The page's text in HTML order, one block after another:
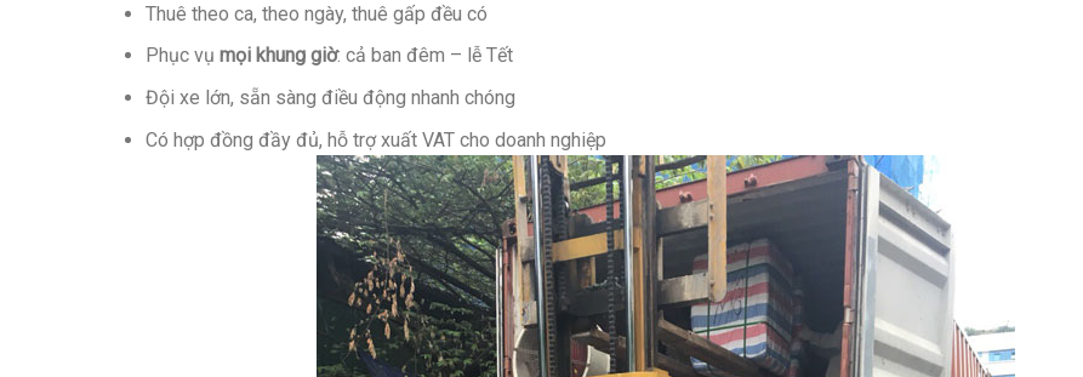
Thuê theo ca, theo ngày, thuê gấp đều có
Phục vụ mọi khung giờ: cả ban đêm – lễ Tết
Đội xe lớn, sẵn sàng điều động nhanh chóng
Có hợp đồng đầy đủ, hỗ trợ xuất VAT cho doanh nghiệp